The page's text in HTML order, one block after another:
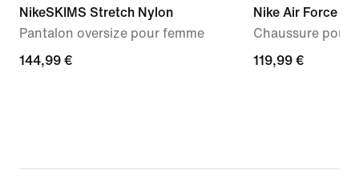
NikeSKIMS Stretch Nylon
Pantalon oversize pour femme
144,99 €
144,99 €
Nike Air Force 1
Chaussure pour
119,99 €
119,99 €